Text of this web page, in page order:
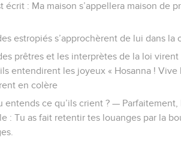
: Ma maison s’appellera maison de
estropiés s’approchèrent de lui dans la
prêtres et les interprètes de la loi
entendirent les joyeux « Hosanna !
en colère
ce qu’ils crient ? — Parfaitement,
: Tu as fait retentir tes louanges par la